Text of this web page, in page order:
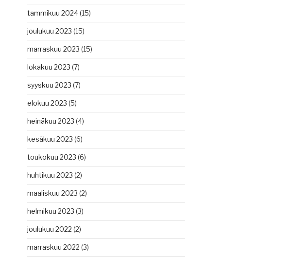
tammikuu 2024(15)
joulukuu 2023 (15)
marraskuu 2023 (15)
lokakuu 2023 (7)
syyskuu 2023 (7)
elokuu 2023 (5)
heinäkuu 2023 (4)
kesäkuu 2023 (6)
toukokuu 2023 (6)
huhtikuu 2023 (2)
maaliskuu 2023 (2)
helmikuu 2023 (3)
joulukuu 2022 (2)
marraskuu 2022 (3)